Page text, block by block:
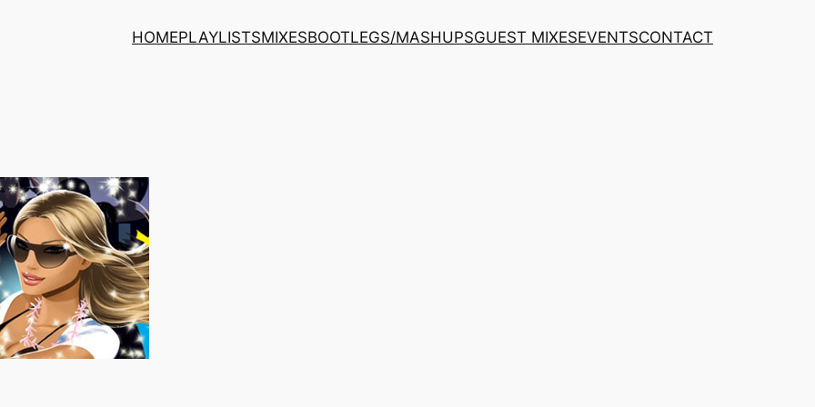
HOMEPLAYLISTSMIXESBOOTLEGS/MASHUPSGUEST MIXESEVENTSCONTACT